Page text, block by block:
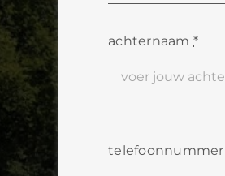
achternaam *
telefoonnummer